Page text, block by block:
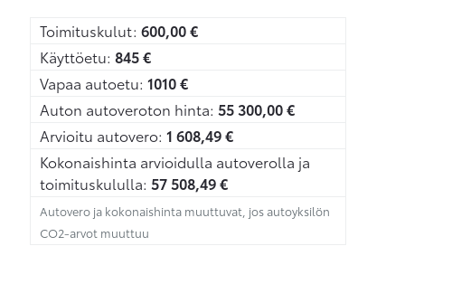
Toimituskulut: 600,00€
Käyttöetu: 845€
Vapaa autoetu: 1010€
Auton autoveroton hinta: 55 300,00€
Arvioitu autovero: 1 608,49€
Kokonaishinta arvioidulla autoverolla ja
toimituskululla: 57 508,49€
Autovero ja kokonaishinta muuttuvat, jos autoyksilön
CO2-arvot muuttuu